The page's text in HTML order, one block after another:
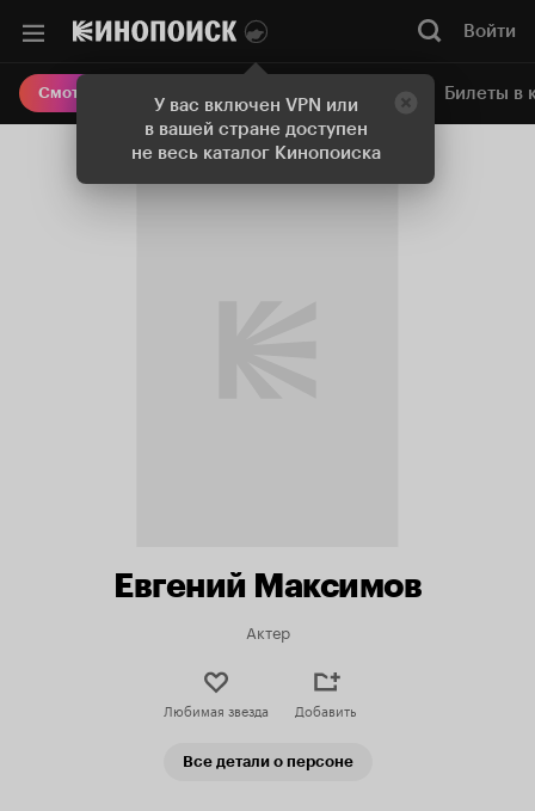
У вас включен VPN или
в вашей стране доступен
не весь каталог Кинопоиска
Войти
Смотреть кино Онлайн-кинотеатр Билеты в
Евгений Максимов
Актер
Любимая звезда Добавить
Все детали о персоне